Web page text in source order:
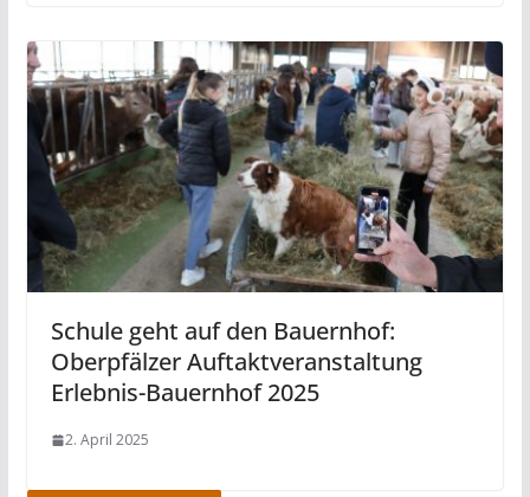
Schule geht auf den Bauernhof:
Oberpfälzer Auftaktveranstaltung
Erlebnis-Bauernhof 2025
2. April 2025